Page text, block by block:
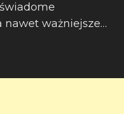
nawet ważniejsze…